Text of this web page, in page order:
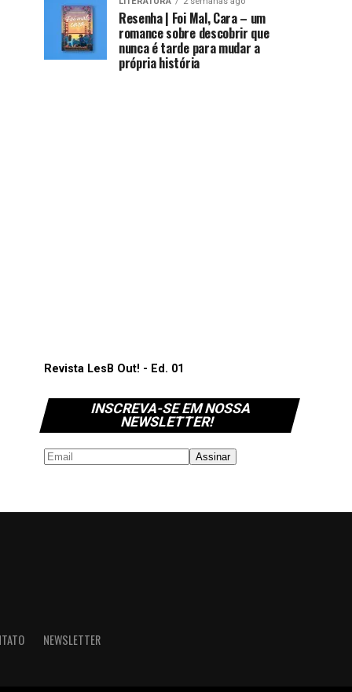
Resenha | Foi Mal, Cara – um
romance sobre descobrir que
nunca é tarde para mudar a
própria história
Revista LesB Out! - Ed. 01
INSCREVA-SE EM NOSSA
NEWSLETTER!
NEWSLETTER